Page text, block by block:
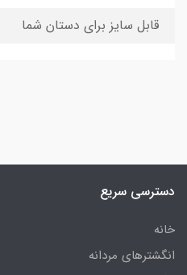
قابل سایز برای دستان شما
دسترسی سریع
خانه
انگشترهای مردانه